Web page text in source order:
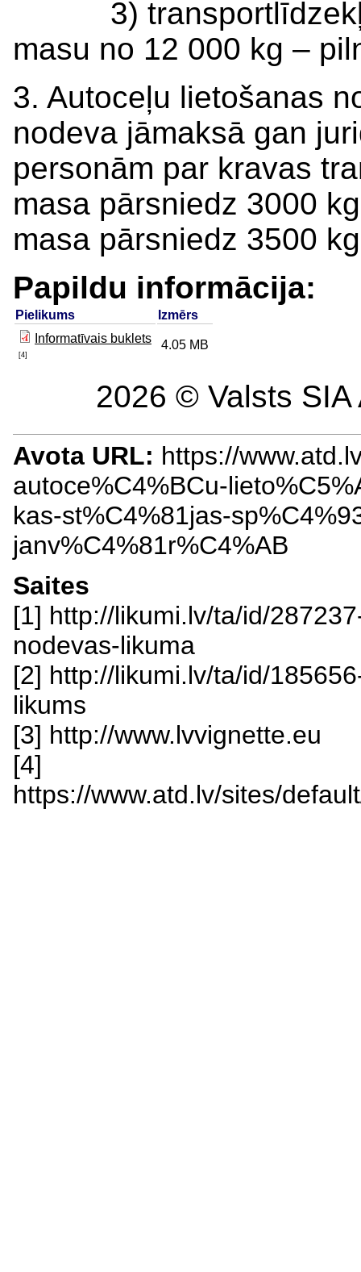
3)
masu no 12 000 kg –
3. Autoceļu lietošanas
nodeva jāmaksā gan
personām par kravas
masa pārsniedz 3000
masa pārsniedz 3500
Papildu informācija:
Pielikums
Izmērs
Informatīvais buklets
[4]
4.05 MB
2026 © Valsts
Avota URL: https://
autoce%C4%BCu-
kas-st%C4%81jas-
janv%C4%81r%C4%AB
Saites
[1] http://likumi.lv/ta/id/
nodevas-likuma
[2] http://likumi.lv/ta/id/
likums
[3] http://www.lvvignette.eu
[4]
https://www.atd.lv/sites/